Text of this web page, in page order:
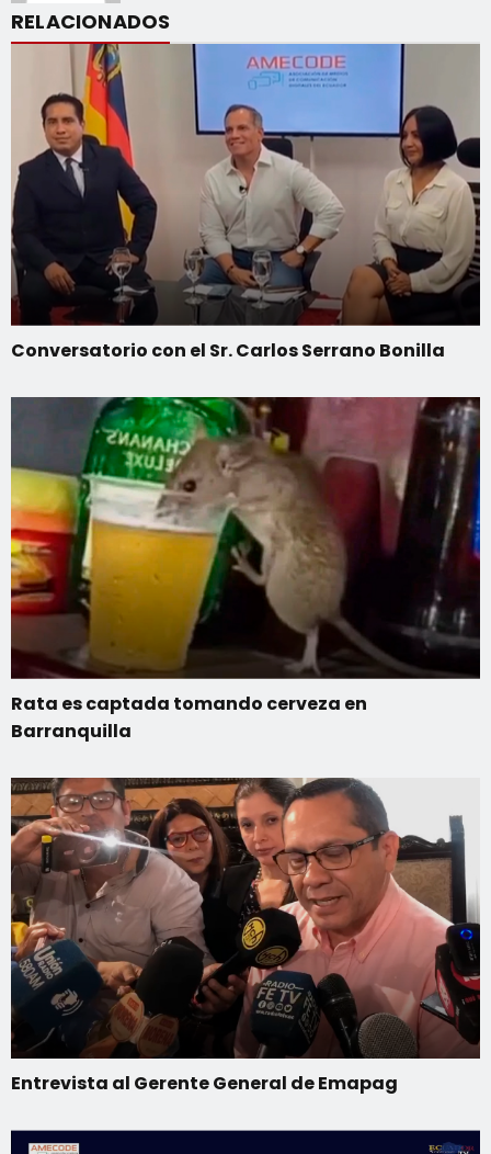
RELACIONADOS
Conversatorio con el Sr. Carlos Serrano Bonilla
Rata es captada tomando cerveza en
Barranquilla
Entrevista al Gerente General de Emapag